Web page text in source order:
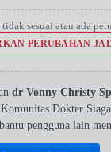
sesuai atau ada
PERUBAHAN
dr Vonny Christy
Dokter
pengguna lain